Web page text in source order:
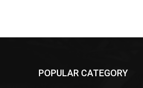
POPULAR CATEGORY